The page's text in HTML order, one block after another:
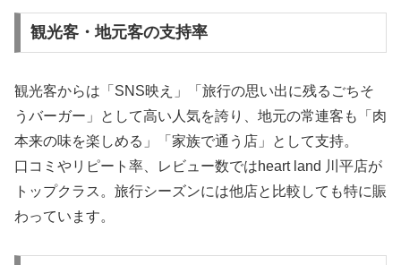
観光客・地元客の支持率
観光客からは「SNS映え」「旅行の思い出に残るごちそ
うバーガー」として高い人気を誇り、地元の常連客も「肉
本来の味を楽しめる」「家族で通う店」として支持。
口コミやリピート率、レビュー数ではheart land 川平店が
トップクラス。旅行シーズンには他店と比較しても特に賑
わっています。